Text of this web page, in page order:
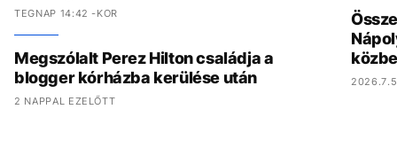
TEGNAP 14:42 -KOR
Megszólalt Perez Hilton családja a
blogger kórházba kerülése után
2 NAPPAL EZELŐTT